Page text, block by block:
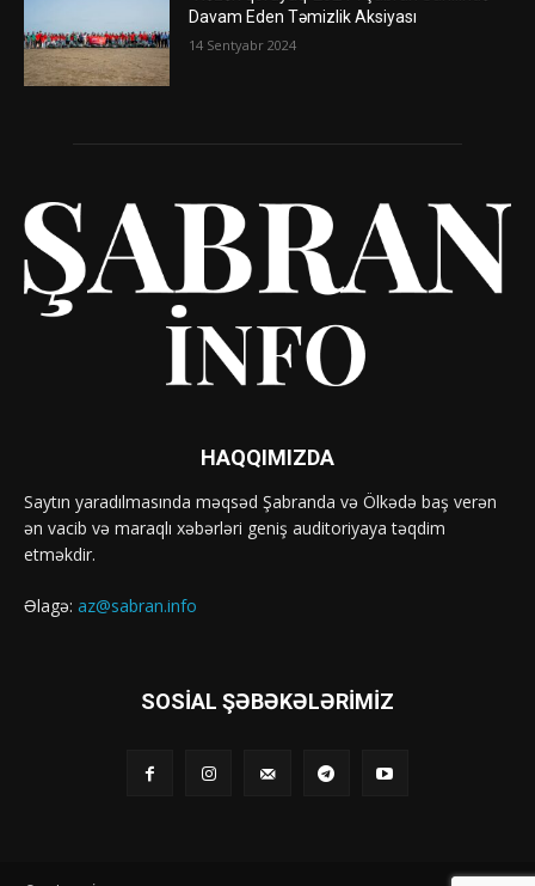
Davam Eden Təmizlik Aksiyası
14 Sentyabr 2024
HAQQIMIZDA
Saytın yaradılmasında məqsəd Şabranda və Ölkədə baş verən
ən vacib və maraqlı xəbərləri geniş auditoriyaya təqdim
etməkdir.
Əlagə: az@sabran.info
SOSIAL ŞƏBƏKƏLƏRIMIZ